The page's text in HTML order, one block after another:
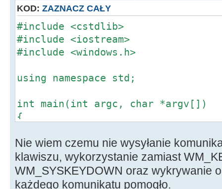
KOD: ZAZNACZ CAŁY
#include <cstdlib>
#include <iostream>
#include <windows.h>
using namespace std;
int main(int argc, char *argv[])
{
hWND=NULL;
if(hWND = FindWindow(NULL,
cout << "Znaleziono okno
Nie wiem czemu nie wysyłanie
klawiszu, wykorzystanie zamiast
WM_SYSKEYDOWN oraz wykrywanie
każdego komunikatu pomogło.